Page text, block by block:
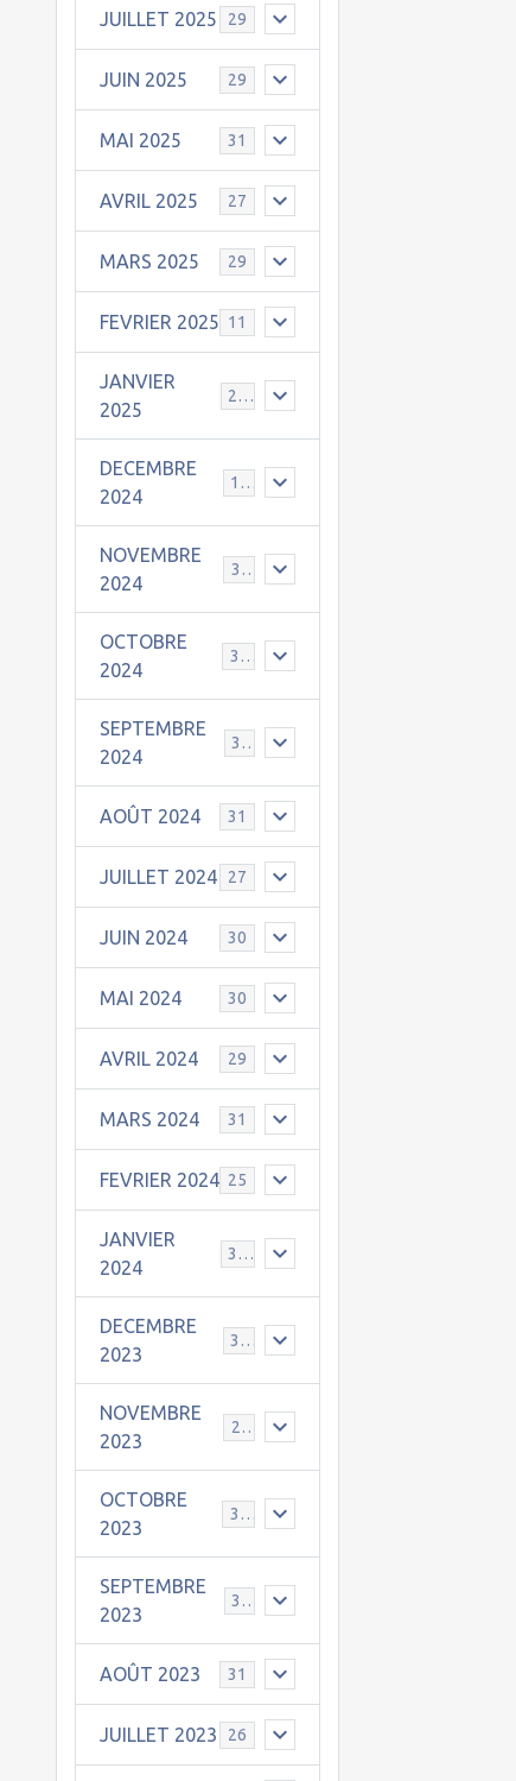
JUILLET 2025 29
JUIN 2025 29
MAI 2025 31
AVRIL 2025 27
MARS 2025 29
FEVRIER 2025 11
JANVIER
2025
25
DECEMBRE
2024
19
NOVEMBRE
2024
30
OCTOBRE
2024
31
SEPTEMBRE
2024
30
AOÛT 2024 31
JUILLET 2024 27
JUIN 2024 30
MAI 2024 30
AVRIL 2024 29
MARS 2024 31
FEVRIER 2024 25
JANVIER
2024
30
DECEMBRE
2023
31
NOVEMBRE
2023
24
OCTOBRE
2023
31
SEPTEMBRE
2023
30
AOÛT 2023 31
JUILLET 2023 26